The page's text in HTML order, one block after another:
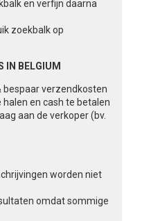
en verfijn daarna
zoekbalk op
IN BELGIUM
bespaar verzendkosten
halen en cash te betalen
aan de verkoper (bv.
worden niet
omdat sommige